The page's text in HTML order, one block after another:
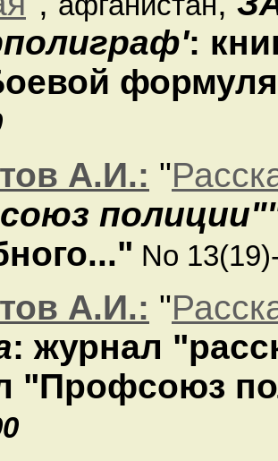
:
А.И.: "
No
А.И.: "
: журнал
"Профсоюз